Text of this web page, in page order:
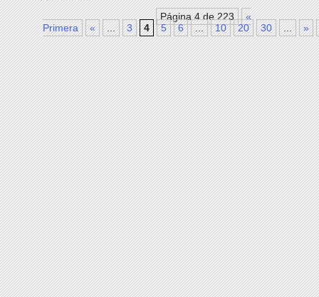
Página 4 de 223
«
Primera
« ... 3 4 5 6 ... 10 20 30 ... »